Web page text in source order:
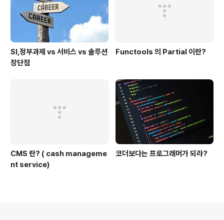
SI,정부과제 vs 서비스 vs 솔루션
장단점
Functools 의 Partial 이란?
CMS 란? ( cash manageme
nt service)
코더보다는 프로그래머가 되라?